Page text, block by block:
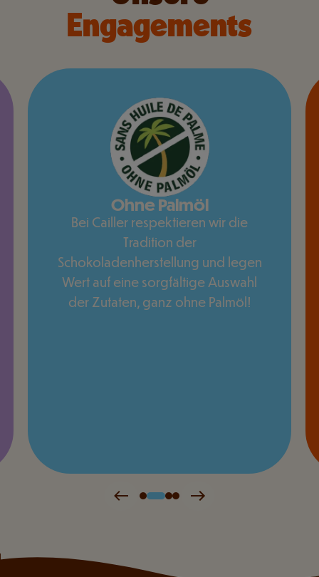
Engagements
Ohne Palmöl
Bei Cailler respektieren wir die
Tradition der
Schokoladenherstellung und legen
Wert auf eine sorgfältige Auswahl
der Zutaten, ganz ohne Palmöl!